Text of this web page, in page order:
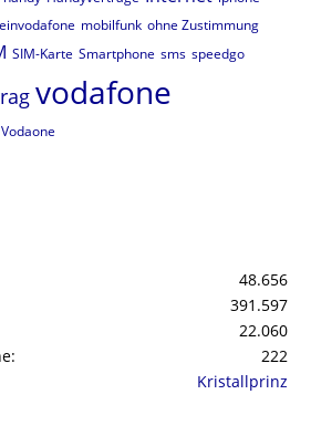
mobilfunk ohne Zustimmung
SIM-Karte Smartphone sms speedgo
vodafone
Vodaone
48.656
391.597
22.060
222
Kristallprinz